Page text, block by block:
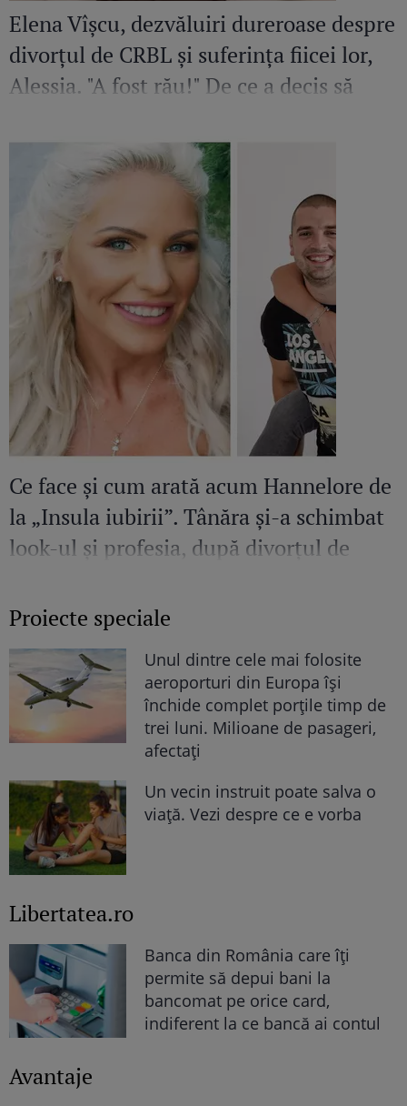
Elena Vîșcu, dezvăluiri dureroase despre
divorțul de CRBL și suferința fiicei lor,
Alessia. "A fost rău!" De ce a decis să
Ce face și cum arată acum Hannelore de
la „Insula iubirii”. Tânăra și-a schimbat
look-ul și profesia, după divorțul de
Proiecte speciale
Unul dintre cele mai folosite
aeroporturi din Europa își
închide complet porțile timp de
trei luni. Milioane de pasageri,
afectați
Un vecin instruit poate salva o
viață. Vezi despre ce e vorba
Libertatea.ro
Banca din România care îți
permite să depui bani la
bancomat pe orice card,
indiferent la ce bancă ai contul
Avantaje